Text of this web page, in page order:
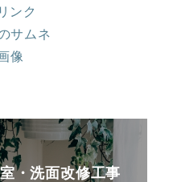
洗面改修工事